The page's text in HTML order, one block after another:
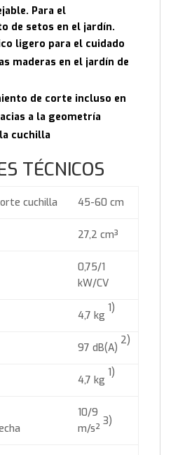
Para el
de setos en el jardín.
ligero para el cuidado
maderas en el jardín de
de corte incluso en
a la geometría
cuchilla
TÉCNICOS
cuchilla 45-60 cm
27,2 cm³
0,75/1
kW/CV
4,7 kg
1)
97 dB(A)
2)
4,7 kg
1)
10/9
m/s²
3)